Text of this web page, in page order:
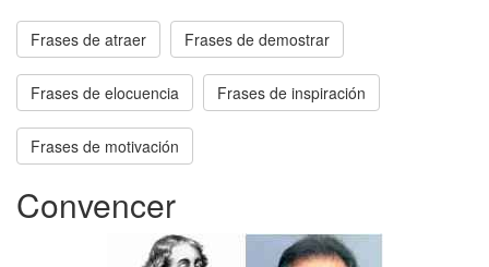
Frases de atraer Frases de demostrar
Frases de elocuencia Frases de inspiración
Frases de motivación
Convencer